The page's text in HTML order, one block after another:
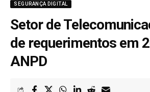
SEGURANÇA DIGITAL
Setor de
de requerimentos em
ANPD